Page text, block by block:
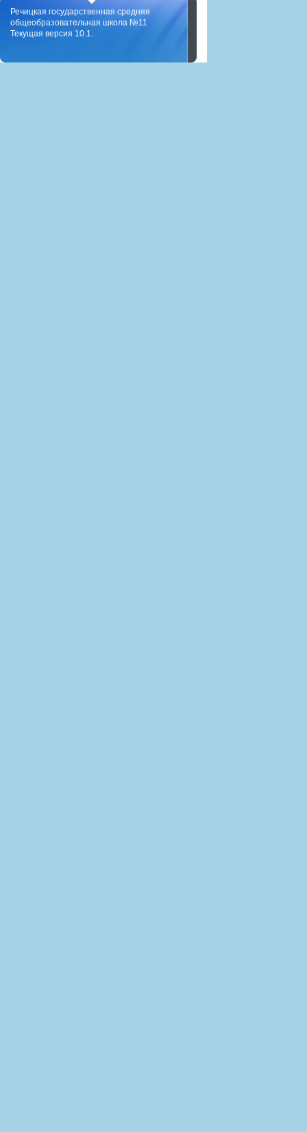
Речицкая государственная средняя
общеобразовательная школа №11
Текущая версия 10.1.